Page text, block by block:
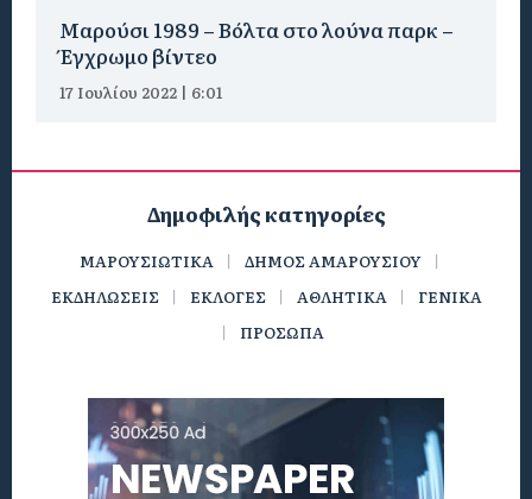
Μαρούσι 1989 – Βόλτα στο λούνα παρκ –
Έγχρωμο βίντεο
17 Ιουλίου 2022 | 6:01
Δημοφιλής κατηγορίες
ΜΑΡΟΥΣΙΩΤΙΚΑ
ΔΗΜΟΣ ΑΜΑΡΟΥΣΙΟΥ
ΕΚΔΗΛΩΣΕΙΣ
ΕΚΛΟΓΕΣ ΑΘΛΗΤΙΚΑ
ΓΕΝΙΚΑ
ΠΡΟΣΩΠΑ